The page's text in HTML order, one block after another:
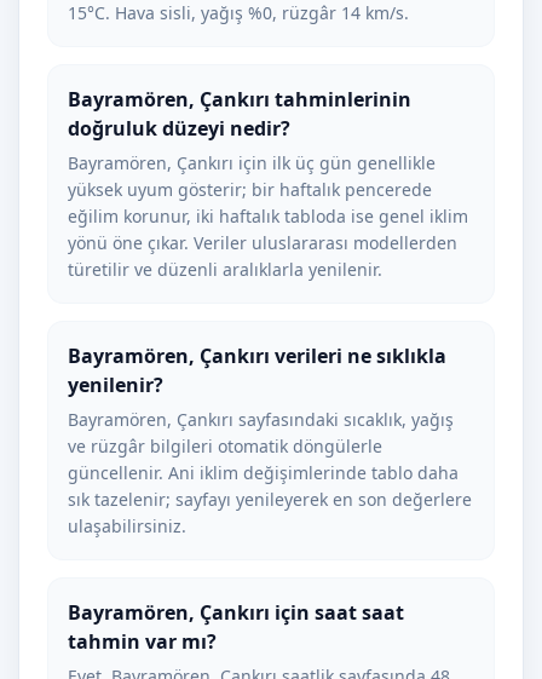
15°C. Hava sisli, yağış %0, rüzgâr 14 km/s.
Bayramören, Çankırı tahminlerinin
doğruluk düzeyi nedir?
Bayramören, Çankırı için ilk üç gün genellikle
yüksek uyum gösterir; bir haftalık pencerede
eğilim korunur, iki haftalık tabloda ise genel iklim
yönü öne çıkar. Veriler uluslararası modellerden
türetilir ve düzenli aralıklarla yenilenir.
Bayramören, Çankırı verileri ne sıklıkla
yenilenir?
Bayramören, Çankırı sayfasındaki sıcaklık, yağış
ve rüzgâr bilgileri otomatik döngülerle
güncellenir. Ani iklim değişimlerinde tablo daha
sık tazelenir; sayfayı yenileyerek en son değerlere
ulaşabilirsiniz.
Bayramören, Çankırı için saat saat
tahmin var mı?